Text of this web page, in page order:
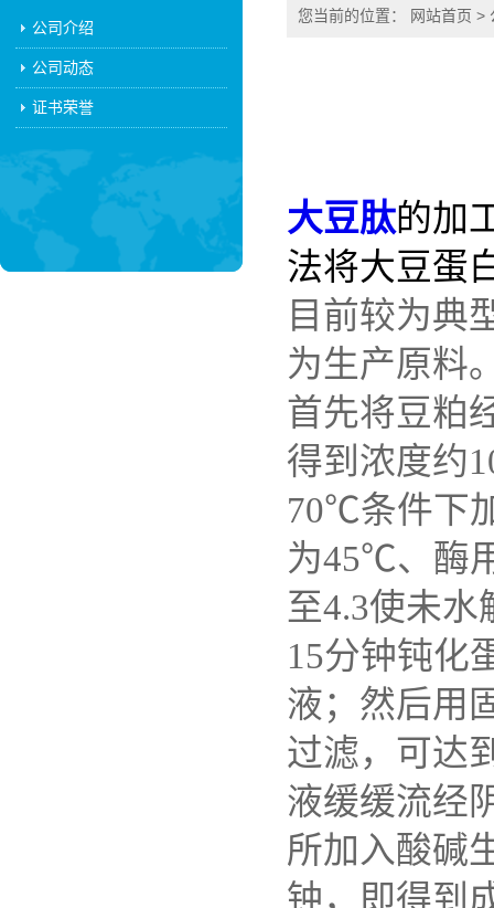
公司介绍
公司动态
证书荣誉
您当前的位置： 网站首页 >
大豆肽的加
法将大豆蛋
目前较为典
为生产原料
首先将豆粕
得到浓度约
70℃条件下
为45℃、酶
至4.3使未
15分钟钝化
液；然后用
过滤，可达
液缓缓流经
所加入酸碱
钟，即得到